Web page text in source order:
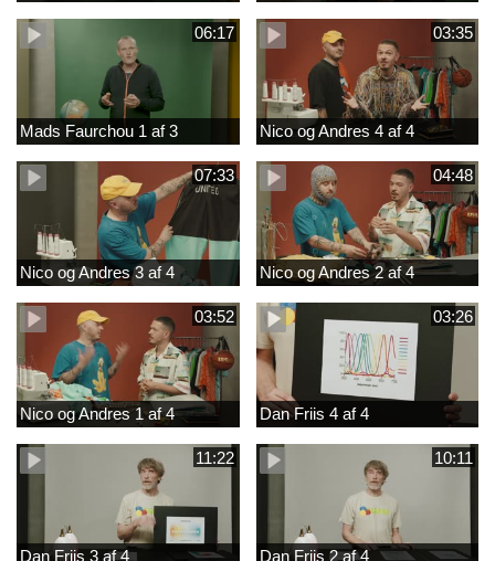
06:17
Mads Faurchou 1 af 3
03:35
Nico og Andres 4 af 4
07:33
Nico og Andres 3 af 4
04:48
Nico og Andres 2 af 4
03:52
Nico og Andres 1 af 4
03:26
Dan Friis 4 af 4
11:22
Dan Friis 3 af 4
10:11
Dan Friis 2 af 4